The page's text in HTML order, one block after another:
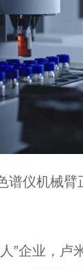
谱仪机械
企业，卢